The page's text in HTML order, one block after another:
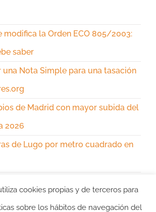
modifica la Orden ECO 805/2003:
saber
Nota Simple para una tasación
de Madrid con mayor subida del
2026
de Lugo por metro cuadrado en
recientes
cookies propias y de terceros para
sobre los hábitos de navegación del